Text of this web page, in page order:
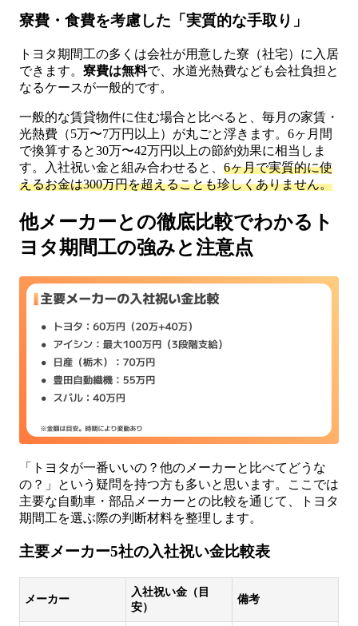
寮費・食費を考慮した「実質的な手取り」
トヨタ期間工の多くは会社が用意した寮（社宅）に入居
できます。 寮費は無料で、水道光熱費なども会社負担と
なるケースが一般的です。
一般的な賃貸物件に住む場合と比べると、毎月の家賃・
光熱費（5万〜7万円以上）が丸ごと浮きます。6ヶ月間
で換算すると30万〜42万円以上の節約効果に相当しま
す。入社祝い金と組み合わせると、 6ヶ月で実質的に使
えるお金は300万円を超えることも珍しくありません。
他メーカーとの徹底比較でわかるト
ヨタ期間工の強みと注意点
「トヨタが一番いいの？他のメーカーと比べてどうな
の？」という疑問を持つ方も多いと思います。ここでは
主要な自動車・部品メーカーとの比較を通じて、トヨタ
期間工を選ぶ際の判断材料を整理します。
主要メーカー5社の入社祝い金比較表
メーカー
入社祝い金（目
安）
備考